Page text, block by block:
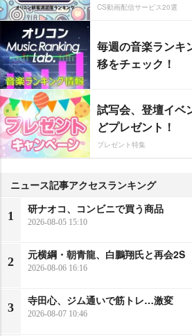
CS動画配信サービス20選
毎週の音楽ランキ
移をチェック！
試写会、登壇イベ
どプレゼント！
プレゼント特集
ニュース記事アクセスランキング
1
研ナオコ、コンビニで買う商品
2026-08-05 15:10
2
元横綱・朝青龍、白鵬翔氏と再会2S
2026-08-06 16:16
3
寺田心、ジム通いで筋トレ…激変
2026-08-07 10:46